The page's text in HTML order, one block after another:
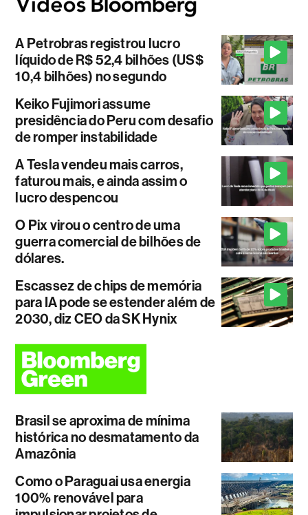
A Petrobras registrou lucro
líquido de R$ 52,4 bilhões (US$
10,4 bilhões) no segundo
Keiko Fujimori assume
presidência do Peru com desafio
de romper instabilidade
A Tesla vendeu mais carros,
faturou mais, e ainda assim o
lucro despencou
O Pix virou o centro de uma
guerra comercial de bilhões de
dólares.
Escassez de chips de memória
para IA pode se estender além de
2030, diz CEO da SK Hynix
Brasil se aproxima de mínima
histórica no desmatamento da
Amazônia
Como o Paraguai usa energia
100% renovável para